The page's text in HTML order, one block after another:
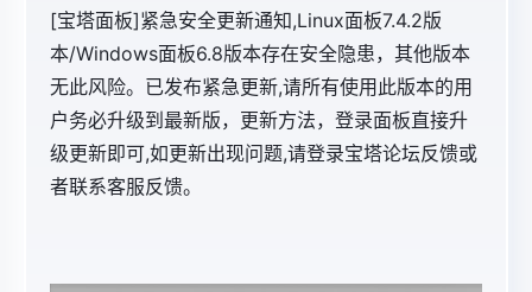
[宝塔面板]紧急安全更新通知,Linux面板7.4.2版
本/Windows面板6.8版本存在安全隐患，其他版本
无此风险。已发布紧急更新,请所有使用此版本的用
户务必升级到最新版，更新方法，登录面板直接升
级更新即可,如更新出现问题,请登录宝塔论坛反馈或
者联系客服反馈。